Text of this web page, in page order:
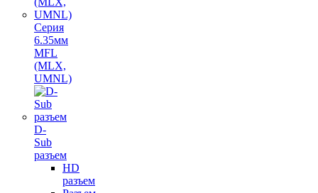
Серия
6.35мм
MFL
(MLX,
UMNL)
D-
Sub
разъем
HD
разъем